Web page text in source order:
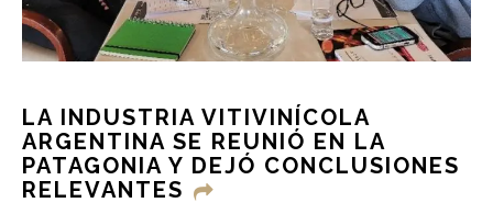
LA INDUSTRIA VITIVINÍCOLA
ARGENTINA SE REUNIÓ EN LA
PATAGONIA Y DEJÓ CONCLUSIONES
RELEVANTES